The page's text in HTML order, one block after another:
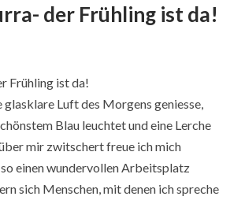
der Frühling ist da!
Frühling ist da!
glasklare Luft des Morgens geniesse,
Blau leuchtet und eine Lerche
mir zwitschert freue ich mich
so einen wundervollen Arbeitsplatz
sich Menschen, mit denen ich spreche